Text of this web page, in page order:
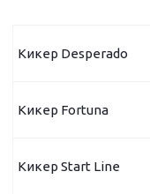
Кикер Desperado
Кикер Fortuna
Кикер Start Line